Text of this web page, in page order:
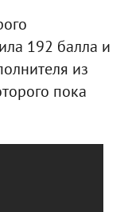
192 балла и
из
пока